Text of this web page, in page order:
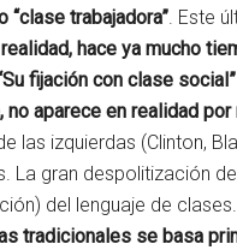
“clase trabajadora”. Este
realidad, hace ya mucho
fijación con clase
aparece en realidad por
las izquierdas (Clinton,
La gran despolitización
del lenguaje de clases.
tradicionales se basa